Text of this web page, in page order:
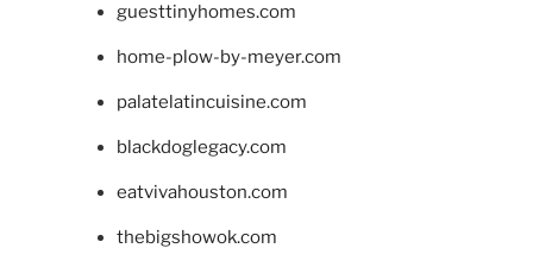
guesttinyhomes.com
home-plow-by-meyer.com
palatelatincuisine.com
blackdoglegacy.com
eatvivahouston.com
thebigshowok.com